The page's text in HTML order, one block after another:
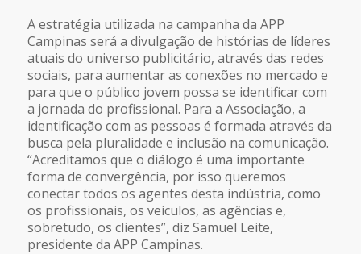
A estratégia utilizada na campanha da APP
Campinas será a divulgação de histórias de líderes
atuais do universo publicitário, através das redes
sociais, para aumentar as conexões no mercado e
para que o público jovem possa se identificar com
a jornada do profissional. Para a Associação, a
identificação com as pessoas é formada através da
busca pela pluralidade e inclusão na comunicação.
“Acreditamos que o diálogo é uma importante
forma de convergência, por isso queremos
conectar todos os agentes desta indústria, como
os profissionais, os veículos, as agências e,
sobretudo, os clientes”, diz Samuel Leite,
presidente da APP Campinas.